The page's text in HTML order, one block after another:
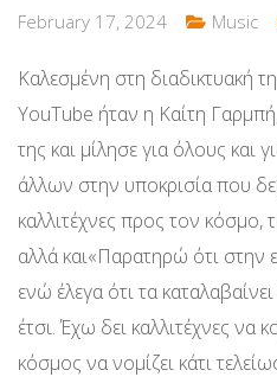
February 17, 2024 Music
Καλεσμένη στη διαδικτυακή
YouTube ήταν η Καίτη
της και μίλησε για όλους και
άλλων στην υποκρισία που
καλλιτέχνες προς τον κόσμο,
αλλά και«Παρατηρώ ότι στην
ενώ έλεγα ότι τα
έτσι. Έχω δει καλλιτέχνες να
κόσμος να νομίζει κάτι